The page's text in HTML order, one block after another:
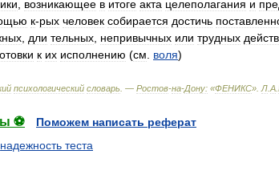
возникающее в итоге акта целеполагания и
к-рых человек собирается достичь
дли тельных непривычных или трудных
к их исполнению (см воля)
психологический словарь . — Ростов-на-Дону: «ФЕНИКС» Л А
⚽
Поможем написать реферат
надежность теста